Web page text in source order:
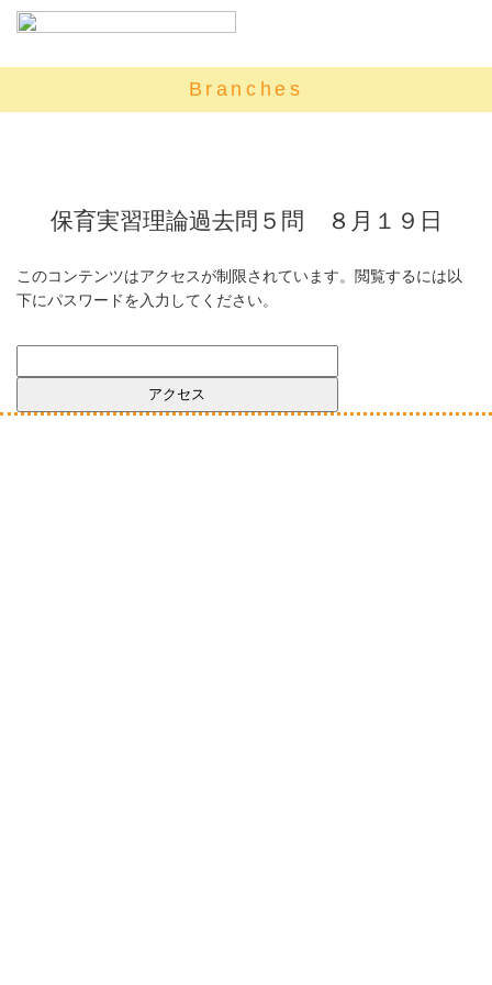
Branches
保育実習理論過去問５問 ８月１９日
このコンテンツはアクセスが制限されています。閲覧するには以
下にパスワードを入力してください。